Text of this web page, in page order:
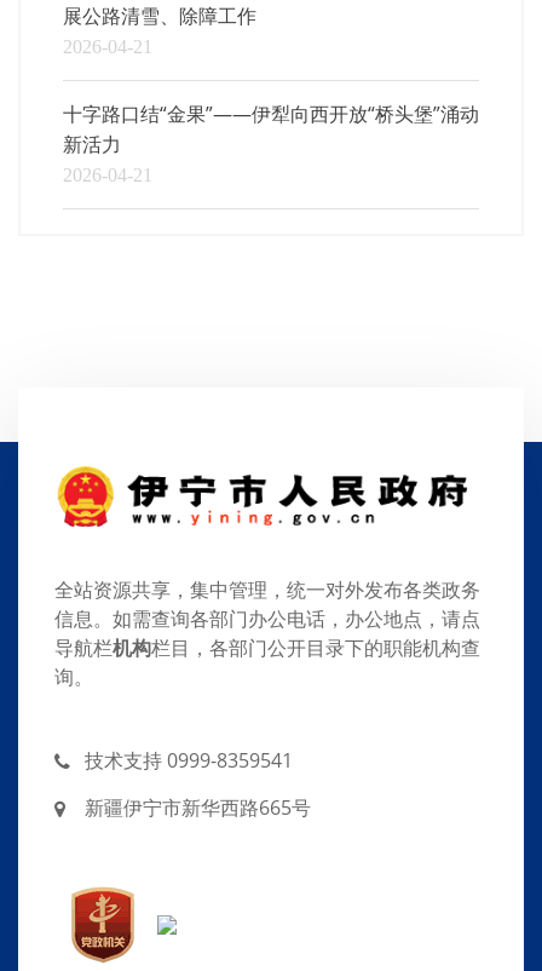
展公路清雪、除障工作
2026-04-21
十字路口结“金果”——伊犁向西开放“桥头堡”涌动
新活力
2026-04-21
全站资源共享，集中管理，统一对外发布各类政务
信息。如需查询各部门办公电话，办公地点，请点
导航栏机构栏目，各部门公开目录下的职能机构查
询。
技术支持 0999-8359541
新疆伊宁市新华西路665号